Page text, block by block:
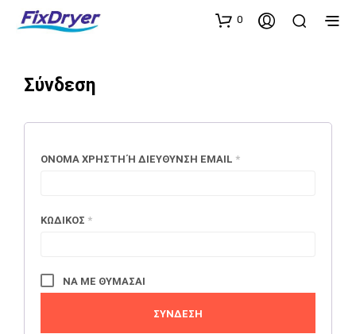
0
Σύνδεση
ΌΝΟΜΑ ΧΡΉΣΤΗ Ή ΔΙΕΎΘΥΝΣΗ EMAIL *ΑΠΑΙΤΕΊΤΑΙ
ΚΩΔΙΚΌΣ *ΑΠΑΙΤΕΊΤΑΙ
ΝΑ ΜΕ ΘΥΜΆΣΑΙ
ΣΎΝΔΕΣΗ